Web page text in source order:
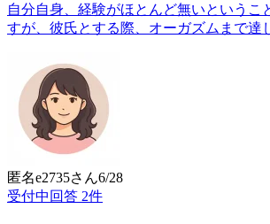
自分自身、経験がほとんど無いというこ
すが、彼氏とする際、オーガズムまで達
匿名e2735さん6/28
受付中 回答 2件